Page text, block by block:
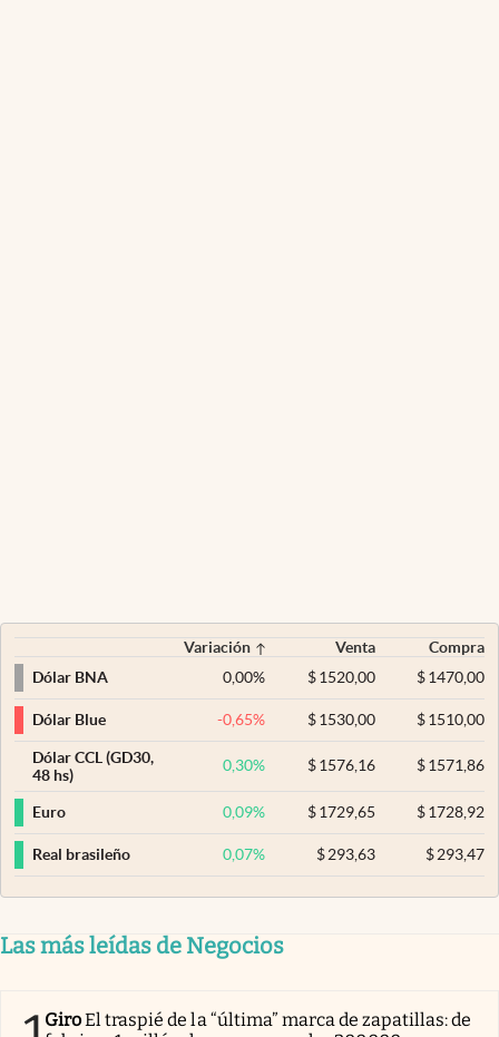
Variación Venta
Compra
Dólar BNA
0,00% $ 1520,00 $1470,00
Dólar Blue -0,65% $ 1530,00 $1510,00
Dólar CCL (GD30,
48 hs)
0,30% $ 1576,16 $1571,86
Euro 0,09% $ 1729,65 $1728,92
Real brasileño 0,07% $ 293,63 $293,47
Las más leídas de Negocios
GiroEl traspié de la “última” marca de zapatillas: de